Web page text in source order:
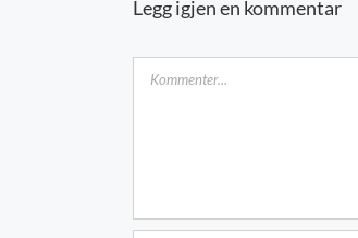
Legg igjen en kommentar